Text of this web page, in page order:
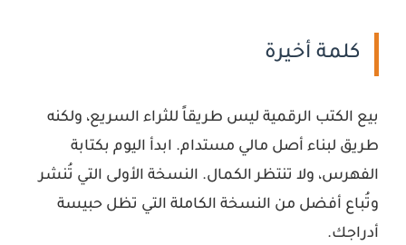
كلمة أخيرة
بيع الكتب الرقمية ليس طريقاً للثراء السريع، ولكنه
طريق لبناء أصل مالي مستدام. ابدأ اليوم بكتابة
الفهرس، ولا تنتظر الكمال. النسخة الأولى التي تُنشر
وتُباع أفضل من النسخة الكاملة التي تظل حبيسة
أدراجك.